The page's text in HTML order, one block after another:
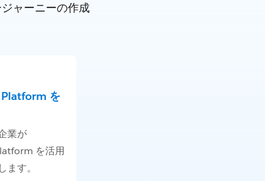
ャーニーの作成
を
業が
を活用
す。